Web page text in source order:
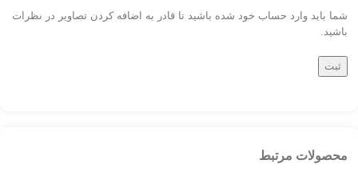
شما باید وارد حساب خود شده باشید تا قادر به اضافه کردن تصاویر در نظرات
باشید.
محصولات مرتبط